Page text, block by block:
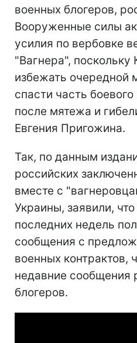
военных блогеров,
Вооруженные силы
усилия по вербовке
"Вагнера", поскольку
избежать очередной
спасти часть
после мятежа и
Евгения Пригожина.
Так, по данным
российских
вместе с
Украины, заявили,
последних недель
сообщения с
военных контрактов,
недавние сообщения
блогеров.